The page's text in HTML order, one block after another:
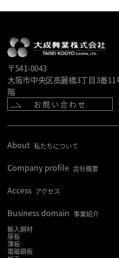
〒541-0043
大阪市中央区高麗橋3丁目3番
階
お問い合わせ
About 私たちについて
Company profile 会社概要
Access アクセス
Business domain 事業紹介
輸入鋼材
厚板
薄板
電磁鋼板